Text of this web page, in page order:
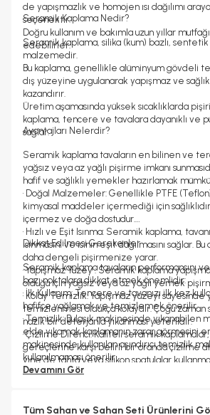
de yapışmazlık ve homojen ısı dağılımı
seçenektir.
Doğru kullanım ve bakımla uzun yıllar
edebilirler.
Seramik Kaplama Nedir?
Seramik kaplama, silika (kum) bazlı,
malzemedir.
Bu kaplama, genellikle alüminyum gövdeli
dış yüzeyine uygulanarak yapışmaz ve
kazandırır.
Üretim aşamasında yüksek sıcaklıklarda
kaplama, tencere ve tavalara dayanıklı ve
sağlar.
Avantajları Nelerdir?
Seramik kaplama tavaların en bilinen ve
yağsız veya az yağlı pişirme imkanı
hafif ve sağlıklı yemekler hazırlamak
• Doğal Malzemeler: Genellikle PTFE
kimyasal maddeler içermediği için
içermez ve doğa dostudur.
• Hızlı ve Eşit Isınma: Seramik kaplama,
ısınmasını ve ısının eşit dağılmasını sağlar.
daha dengeli pişirmenize yarar.
• Yapışmaz Yüzey : Seramik kaplama
olduğu için yağsız veya az yağlı yemek
• Kolay Temizlik: Yapışmaz yüzeyi sayesinde
temizlenmesi oldukça kolaydır. Çoğu zaman
nazik bir deterjanla yıkanması yeterlidir.
• Çizilme Direnci: Kaliteli seramik
gereçlerine karşı belirli bir oranda çizilme
yine de tahta veya silikon spatulalar
ömrünü uzatacaktır.
Dikkat Edilmesi Gerekenler
Seramik kaplama tavaların performansını
bazı noktalara dikkat etmek önemlidir:
• İlk Kullanım: Tencere ve tavanızı ilk kez
hafifçe yağlamak ve temizlemek önerilir.
• Temizlik: Bulaşık makinesinde yıkanabilen
elde yıkamak kaplamanın zarar görmesini
makinesinde kullanılan aşındırıcı temizlik
kullanılmaması önerilir
• Mutfak Gereçleri: Metal gereçler yerine
Devamını Gör
Tüm Sahan ve Sahan Seti Ürünlerini